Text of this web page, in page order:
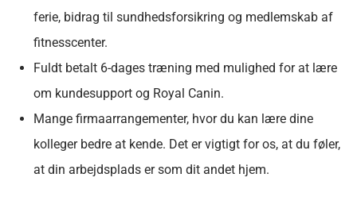
ferie, bidrag til sundhedsforsikring og medlemskab af
fitnesscenter.
Fuldt betalt 6-dages træning med mulighed for at lære
om kundesupport og Royal Canin.
Mange firmaarrangementer, hvor du kan lære dine
kolleger bedre at kende. Det er vigtigt for os, at du føler,
at din arbejdsplads er som dit andet hjem.